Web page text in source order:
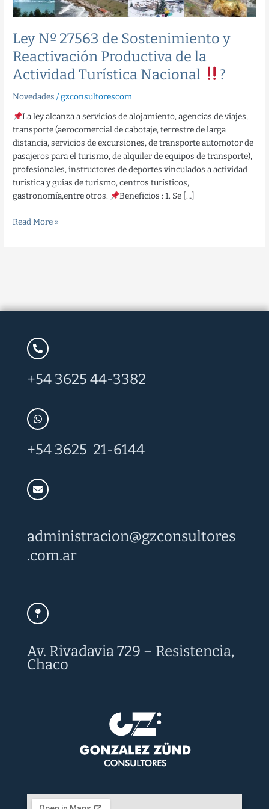
Ley Nº 27563 de Sostenimiento y
Reactivación Productiva de la
Actividad Turística Nacional
?
Novedades /gzconsultorescom
La ley alcanza a servicios de alojamiento, agencias de viajes,
transporte (aerocomercial de cabotaje, terrestre de larga
distancia, servicios de excursiones, de transporte automotor de
pasajeros para el turismo, de alquiler de equipos de transporte),
profesionales, instructores de deportes vinculados a actividad
turística y guías de turismo, centros turísticos,
gastronomía,entre otros.
Beneficios : 1. Se […]
de
la
Actividad
Turística
Nacional
Read More »
+54 3625 44-3382
+54 3625 21-6144
administracion@gzconsultores
.com.ar
Av. Rivadavia 729 – Resistencia,
Chaco